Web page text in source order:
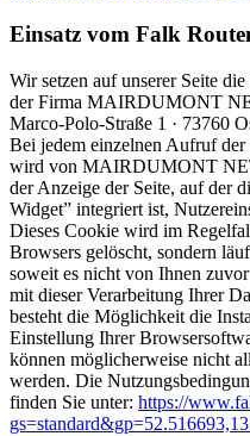
Einsatz vom Falk
Wir setzen auf unserer Seite
der Firma MAIRDUMONT
Marco-Polo-Straße 1 · 73760
Bei jedem einzelnen Aufruf
wird von MAIRDUMONT
der Anzeige der Seite, auf der
Widget” integriert ist,
Dieses Cookie wird im
Browsers gelöscht, sondern
soweit es nicht von Ihnen
mit dieser Verarbeitung Ihrer
besteht die Möglichkeit die
Einstellung Ihrer
können möglicherweise nicht
werden. Die
finden Sie unter: https://